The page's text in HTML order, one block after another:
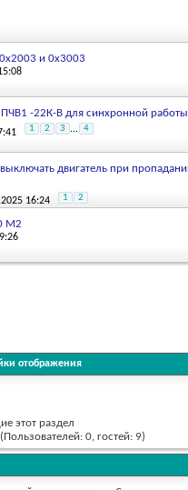
и 0х3003
-22К-В для синхронной работы
1 2 3 ... 4
двигатель при
16:24 1 2
М2
отображения
этот раздел
0, гостей: 9)